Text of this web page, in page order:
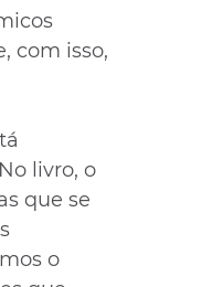
com isso,
livro, o
que se
o